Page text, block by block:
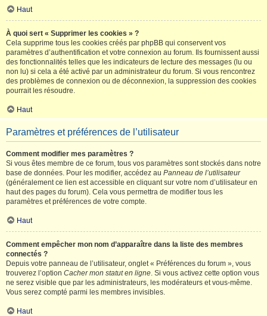
Haut
À quoi sert « Supprimer les cookies » ?
Cela supprime tous les cookies créés par phpBB qui conservent vos
paramètres d’authentification et votre connexion au forum. Ils fournissent aussi
des fonctionnalités telles que les indicateurs de lecture des messages (lu ou
non lu) si cela a été activé par un administrateur du forum. Si vous rencontrez
des problèmes de connexion ou de déconnexion, la suppression des cookies
pourrait les résoudre.
Haut
Paramètres et préférences de l’utilisateur
Comment modifier mes paramètres ?
Si vous êtes membre de ce forum, tous vos paramètres sont stockés dans notre
base de données. Pour les modifier, accédez au Panneau de l’utilisateur
(généralement ce lien est accessible en cliquant sur votre nom d’utilisateur en
haut des pages du forum). Cela vous permettra de modifier tous les
paramètres et préférences de votre compte.
Haut
Comment empêcher mon nom d’apparaître dans la liste des membres
connectés ?
Depuis votre panneau de l’utilisateur, onglet « Préférences du forum », vous
trouverez l’option Cacher mon statut en ligne. Si vous activez cette option vous
ne serez visible que par les administrateurs, les modérateurs et vous-même.
Vous serez compté parmi les membres invisibles.
Haut